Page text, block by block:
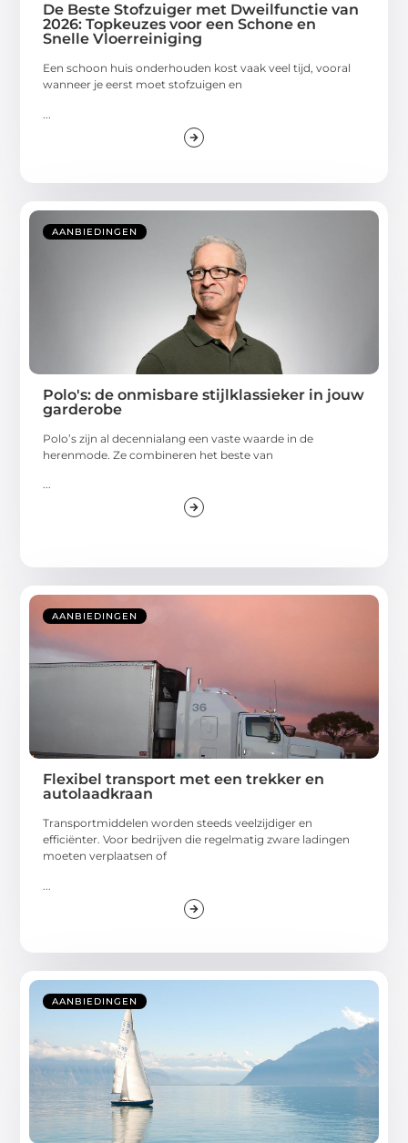
De Beste Stofzuiger met Dweilfunctie van
2026: Topkeuzes voor een Schone en
Snelle Vloerreiniging
Een schoon huis onderhouden kost vaak veel tijd, vooral
wanneer je eerst moet stofzuigen en
AANBIEDINGEN
Polo's: de onmisbare stijlklassieker in jouw
garderobe
Polo’s zijn al decennialang een vaste waarde in de
herenmode. Ze combineren het beste van
...
AANBIEDINGEN
Flexibel transport met een trekker en
autolaadkraan
Transportmiddelen worden steeds veelzijdiger en
efficiënter. Voor bedrijven die regelmatig zware ladingen
moeten verplaatsen of
AANBIEDINGEN